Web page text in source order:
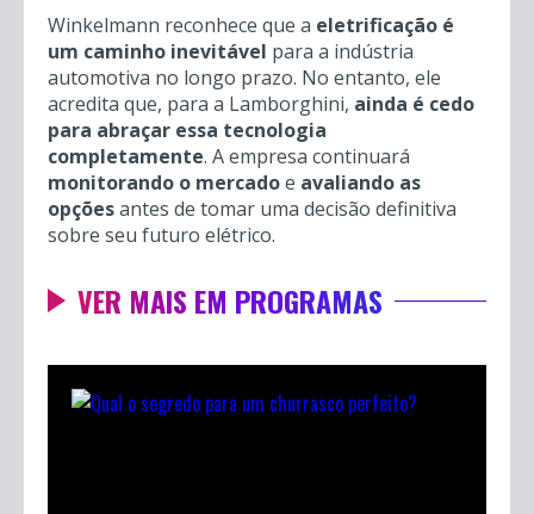
Winkelmann reconhece que a eletrificação é
um caminho inevitável para a indústria
automotiva no longo prazo. No entanto, ele
acredita que, para a Lamborghini, ainda é cedo
para abraçar essa tecnologia
completamente. A empresa continuará
monitorando o mercadoe avaliando as
opçõesantes de tomar uma decisão definitiva
sobre seu futuro elétrico.
VER MAIS EM PROGRAMAS